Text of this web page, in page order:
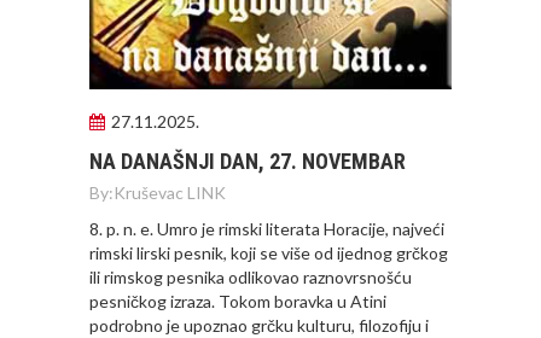
27.11.2025.
NA DANAŠNJI DAN, 27. NOVEMBAR
By:Kruševac LINK
8. p. n. e. Umro je rimski literata Horacije, najveći
rimski lirski pesnik, koji se više od ijednog grčkog
ili rimskog pesnika odlikovao raznovrsnošću
pesničkog izraza. Tokom boravka u Atini
podrobno je upoznao grčku kulturu, filozofiju i